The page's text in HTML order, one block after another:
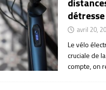
avril 20,
Le vélo
cruciale de
compte, on